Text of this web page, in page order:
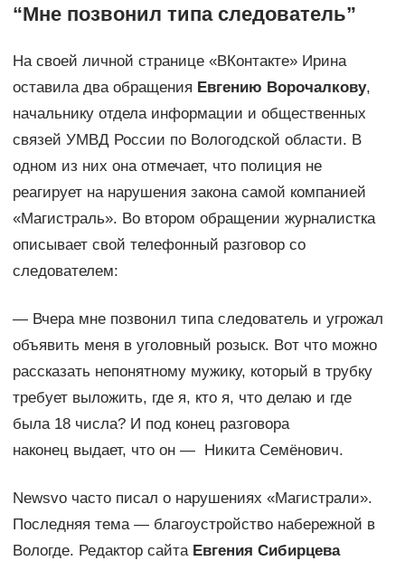
“Мне позвонил типа следователь”
На своей личной странице «ВКонтакте» Ирина
оставила два обращения Евгению Ворочалкову,
начальнику отдела информации и общественных
связей УМВД России по Вологодской области. В
одном из них она отмечает, что полиция не
реагирует на нарушения закона самой компанией
«Магистраль». Во втором обращении журналистка
описывает свой телефонный разговор со
следователем:
— Вчера мне позвонил типа следователь и угрожал
объявить меня в уголовный розыск. Вот что можно
рассказать непонятному мужику, который в трубку
требует выложить, где я, кто я, что делаю и где
была 18 числа? И под конец разговора
наконец выдает, что он — Никита Семёнович.
Newsvo часто писал о нарушениях «Магистрали».
Последняя тема — благоустройство набережной в
Вологде. Редактор сайта Евгения Сибирцева